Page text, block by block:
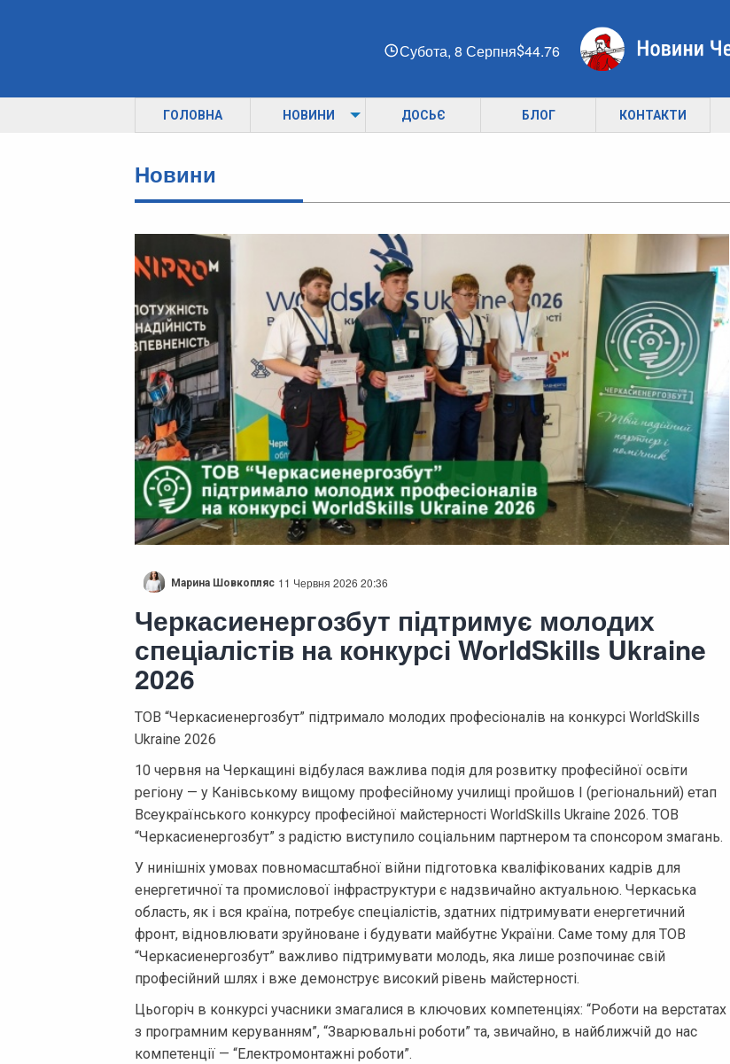
Субота, 8 Серпня 44.76
ГОЛОВНА НОВИНИ ДОСЬЄ БЛОГ КОНТАКТИ
Новини
Марина Шовкопляс 11 Червня 2026 20:36
Черкасиенергозбут підтримує молодих
спеціалістів на конкурсі WorldSkills Ukraine
2026
ТОВ “Черкасиенергозбут” підтримало молодих професіоналів на конкурсі WorldSkills
Ukraine 2026
10 червня на Черкащині відбулася важлива подія для розвитку професійної освіти
регіону — у Канівському вищому професійному училищі пройшов І (регіональний) етап
Всеукраїнського конкурсу професійної майстерності WorldSkills Ukraine 2026. ТОВ
“Черкасиенергозбут” з радістю виступило соціальним партнером та спонсором змагань.
У нинішніх умовах повномасштабної війни підготовка кваліфікованих кадрів для
енергетичної та промислової інфраструктури є надзвичайно актуальною. Черкаська
область, як і вся країна, потребує спеціалістів, здатних підтримувати енергетичний
фронт, відновлювати зруйноване і будувати майбутнє України. Саме тому для ТОВ
“Черкасиенергозбут” важливо підтримувати молодь, яка лише розпочинає свій
професійний шлях і вже демонструє високий рівень майстерності.
Цьогоріч в конкурсі учасники змагалися в ключових компетенціях: “Роботи на верстатах
з програмним керуванням”, “Зварювальні роботи” та, звичайно, в найближчій до нас
компетенції — “Електромонтажні роботи”.